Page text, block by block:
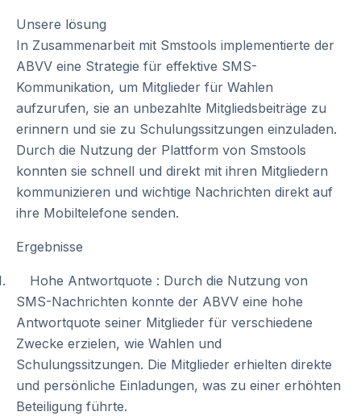
Unsere lösung
In Zusammenarbeit mit Smstools implementierte der
ABVV eine Strategie für effektive SMS-
Kommunikation, um Mitglieder für Wahlen
aufzurufen, sie an unbezahlte Mitgliedsbeiträge zu
erinnern und sie zu Schulungssitzungen einzuladen.
Durch die Nutzung der Plattform von Smstools
konnten sie schnell und direkt mit ihren Mitgliedern
kommunizieren und wichtige Nachrichten direkt auf
ihre Mobiltelefone senden.
Ergebnisse
Hohe Antwortquote : Durch die Nutzung von
SMS-Nachrichten konnte der ABVV eine hohe
Antwortquote seiner Mitglieder für verschiedene
Zwecke erzielen, wie Wahlen und
Schulungssitzungen. Die Mitglieder erhielten direkte
und persönliche Einladungen, was zu einer erhöhten
Beteiligung führte.